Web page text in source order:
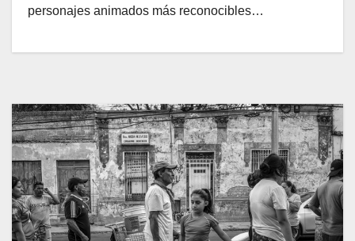
personajes animados más reconocibles…